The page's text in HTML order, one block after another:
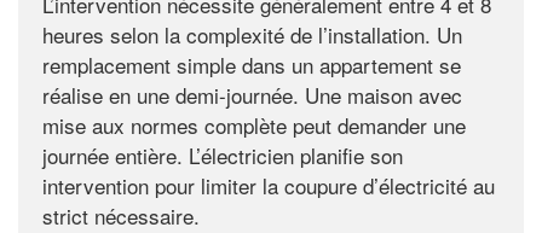
heures selon la complexité de l’installation. Un
remplacement simple dans un appartement se
réalise en une demi-journée. Une maison avec
mise aux normes complète peut demander une
journée entière. L’électricien planifie son
intervention pour limiter la coupure d’électricité au
strict nécessaire.